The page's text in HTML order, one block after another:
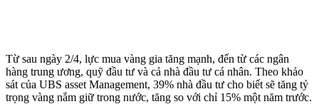
Từ sau ngày 2/4, lực mua vàng gia tăng mạnh, đến từ các ngân
hàng trung ương, quỹ đầu tư và cả nhà đầu tư cá nhân. Theo khảo
sát của UBS as‌set Management, 39% nhà đầu tư cho biết sẽ tăng tỷ
trọng vàng nắm giữ trong nước, tăng so với chỉ 15% một năm trước.